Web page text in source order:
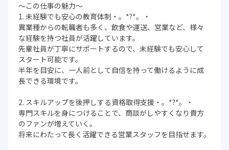
～この仕事の魅力～
1. 未経験でも安心の教育体制・。*?*。・
異業種からの転職者も多く、飲食や運送、営業など、様々
な経験を持つ社員が活躍しています。
先輩社員が丁寧にサポートするので、未経験でも安心して
スタート可能です。
半年を目安に、一人前として自信を持って働けるように成
長できる環境です。
2. スキルアップを後押しする資格取得支援・。*?*。・
専門スキルを身につけることで、商談がしやすくなり貴方
のファンが増えていく。
将来にわたって長く活躍できる営業スタッフを目指せます。